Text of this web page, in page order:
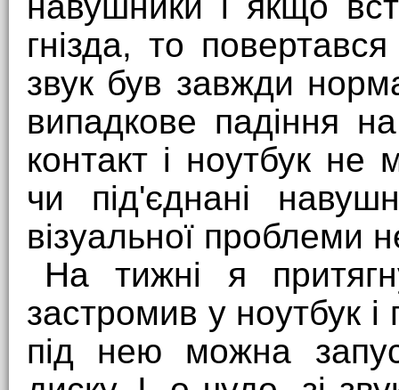
гнізда, то
звук був завжди
випадкове падіння
контакт і ноутбук
чи під'єднані
візуальної проблеми
На тижні я
застромив у ноутбук
під нею можна